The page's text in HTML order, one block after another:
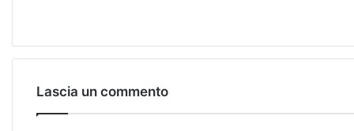
Lascia un commento